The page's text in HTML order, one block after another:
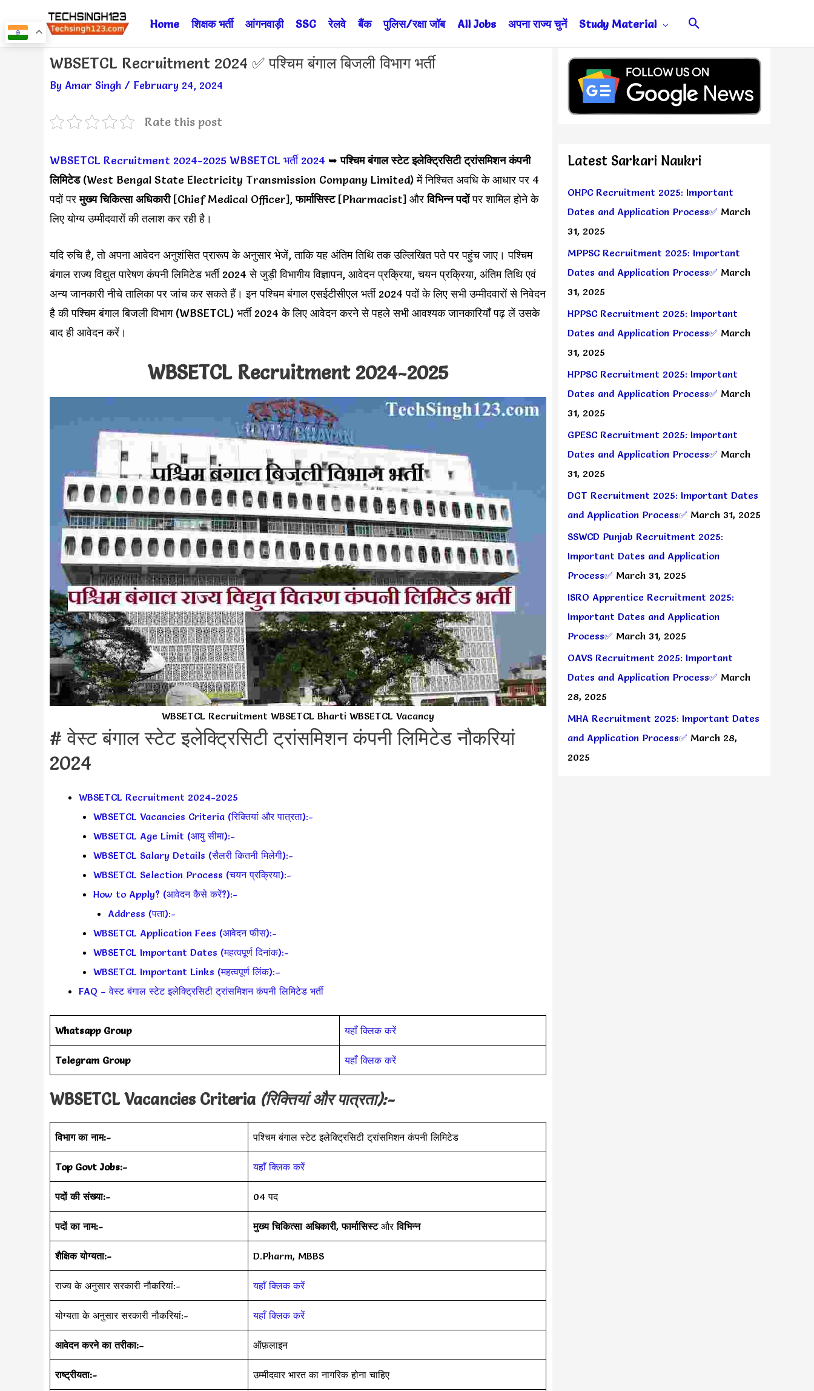
to
Home शिक्षक भर्ती आंगनवाड़ी SSC रेलवे बैंक पुलिस/रक्षा जॉब All Jobs अपना राज्य चुनें Study Material Search
WBSETCL Recruitment 2024 ✅ पश्चिम बंगाल बिजली विभाग भर्ती
By Amar Singh / February 24, 2024
Rate this post
WBSETCL Recruitment 2024-2025 WBSETCL भर्ती 2024 ➥पश्चिम बंगाल स्टेट इलेक्ट्रिसिटी ट्रांसमिशन कंपनी
लिमिटेड(West Bengal State Electricity Transmission Company Limited) में निश्चित अवधि के आधार पर 4
पदों परमुख्य चिकित्सा अधिकारी[Chief Medical Officer],फार्मासिस्ट[Pharmacist] औरविभिन्न पदोंपर शामिल होने के
लिए योग्य उम्मीदवारों की तलाश कर रही है।
यदि रुचि है, तो अपना आवेदन अनुशंसित प्रारूप के अनुसार भेजें, ताकि यह अंतिम तिथि तक उल्लिखित पते पर पहुंच जाए। पश्चिम
बंगाल राज्य विद्युत पारेषण कंपनी लिमिटेड भर्ती 2024 से जुड़ी विभागीय विज्ञापन, आवेदन प्रक्रिया, चयन प्रक्रिया, अंतिम तिथि एवं
अन्य जानकारी नीचे तालिका पर जांच कर सकते हैं। इन पश्चिम बंगाल एसईटीसीएल भर्ती 2024 पदों के लिए सभी उम्मीदवारों से निवेदन
है की पश्चिम बंगाल बिजली विभाग (WBSETCL) भर्ती 2024 के लिए आवेदन करने से पहले सभी आवश्यक जानकारियाँ पढ़ लें उसके
बाद ही आवेदन करें।
WBSETCL Recruitment 2024-2025
WBSETCL Recruitment WBSETCL Bharti WBSETCL Vacancy
# वेस्ट बंगाल स्टेट इलेक्ट्रिसिटी ट्रांसमिशन कंपनी लिमिटेड नौकरियां
2024
WBSETCL Recruitment 2024-2025
WBSETCL Vacancies Criteria (रिक्तियां और पात्रता):-
WBSETCL Age Limit (आयु सीमा):-
WBSETCL Salary Details (सैलरी कितनी मिलेगी):-
WBSETCL Selection Process (चयन प्रक्रिया):-
How to Apply? (आवेदन कैसे करें?):-
Address (पता):-
WBSETCL Application Fees (आवेदन फीस):-
WBSETCL Important Dates (महत्वपूर्ण दिनांक):-
WBSETCL Important Links (महत्वपूर्ण लिंक):–
FAQ – वेस्ट बंगाल स्टेट इलेक्ट्रिसिटी ट्रांसमिशन कंपनी लिमिटेड भर्ती
Whatsapp Group यहाँ क्लिक करें
Telegram Group यहाँ क्लिक करें
WBSETCL Vacancies Criteria (रिक्तियां और पात्रता):-
विभाग का नाम:- पश्चिम बंगाल स्टेट इलेक्ट्रिसिटी ट्रांसमिशन कंपनी लिमिटेड
Top Govt Jobs:- यहाँ क्लिक करें
पदों की संख्या:- 04 पद
पदों का नाम:- मुख्य चिकित्सा अधिकारी,फार्मासिस्टऔरविभिन्न
शैक्षिक योग्यता:- D.Pharm, MBBS
राज्य के अनुसार सरकारी नौकरियां:- यहाँ क्लिक करें
योग्यता के अनुसार सरकारी नौकरियां:- यहाँ क्लिक करें
आवेदन करने का तरीका:– ऑफ़लाइन
राष्ट्रीयता:- उम्मीदवार भारत का नागरिक होना चाहिए
Post
Latest Sarkari Naukri
OHPC Recruitment 2025: Important
Dates and Application Process✅ March
31, 2025
MPPSC Recruitment 2025: Important
Dates and Application Process✅ March
31, 2025
HPPSC Recruitment 2025: Important
Dates and Application Process✅ March
31, 2025
HPPSC Recruitment 2025: Important
Dates and Application Process✅ March
31, 2025
GPESC Recruitment 2025: Important
Dates and Application Process✅ March
31, 2025
DGT Recruitment 2025: Important Dates
and Application Process✅ March 31, 2025
SSWCD Punjab Recruitment 2025:
Important Dates and Application
Process✅ March 31, 2025
ISRO Apprentice Recruitment 2025:
Important Dates and Application
Process✅ March 31, 2025
OAVS Recruitment 2025: Important
Dates and Application Process✅ March
28, 2025
MHA Recruitment 2025: Important Dates
and Application Process✅ March 28,
2025